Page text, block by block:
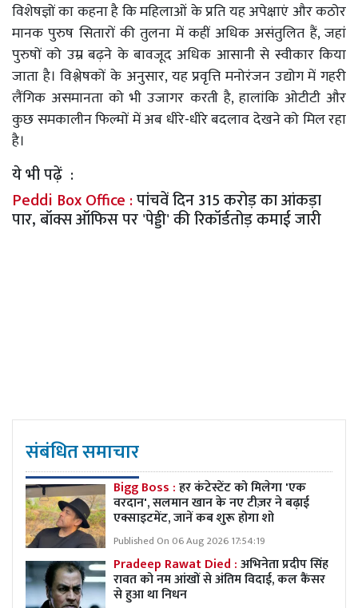
विशेषज्ञों का कहना है कि महिलाओं के प्रति यह अपेक्षाएं और कठोर
मानक पुरुष सितारों की तुलना में कहीं अधिक असंतुलित हैं, जहां
पुरुषों को उम्र बढ़ने के बावजूद अधिक आसानी से स्वीकार किया
जाता है। विश्लेषकों के अनुसार, यह प्रवृत्ति मनोरंजन उद्योग में गहरी
लैंगिक असमानता को भी उजागर करती है, हालांकि ओटीटी और
कुछ समकालीन फिल्मों में अब धीरे-धीरे बदलाव देखने को मिल रहा
है।
ये भी पढ़ें :
Peddi Box Office :पांचवें दिन 315 करोड़ का आंकड़ा
पार, बॉक्स ऑफिस पर 'पेड्डी' की रिकॉर्डतोड़ कमाई जारी
संबंधित समाचार
Bigg Boss :हर कंटेस्टेंट को मिलेगा 'एक
वरदान', सलमान खान के नए टीज़र ने बढ़ाई
एक्साइटमेंट, जानें कब शुरू होगा शो
Published On 06 Aug 2026 17:54:19
Pradeep Rawat Died :अभिनेता प्रदीप सिंह
रावत को नम आंखों से अंतिम विदाई, कल कैंसर
से हुआ था निधन